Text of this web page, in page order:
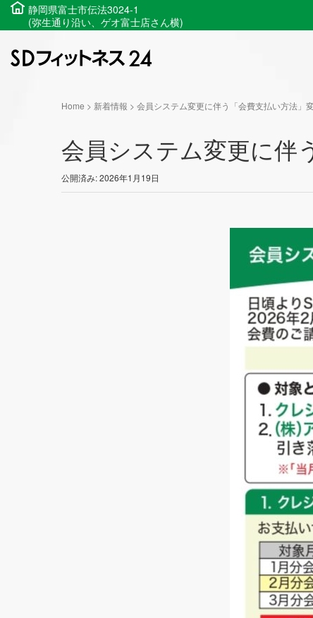
静岡県富士市伝法3024-1
(弥生通り沿い、ゲオ富士店さん横)
Home > 新着情報 > 会員システム変更に伴う「会費支払い方法」
会員システム変更に伴
公開済み: 2026年1月19日